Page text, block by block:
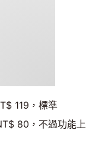
119，標準
80，不過功能上